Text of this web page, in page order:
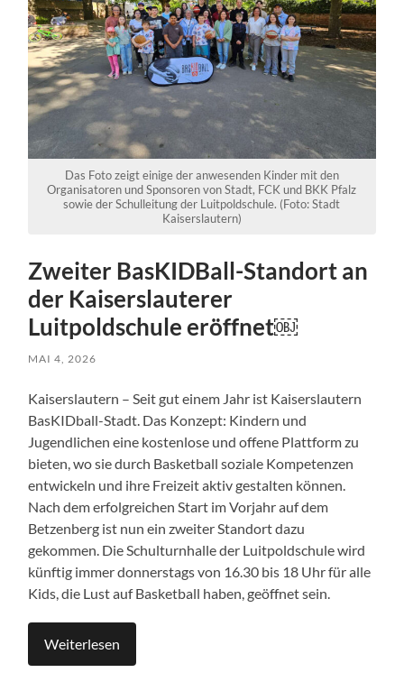
Das Foto zeigt einige der anwesenden Kinder mit den
Organisatoren und Sponsoren von Stadt, FCK und BKK Pfalz
sowie der Schulleitung der Luitpoldschule. (Foto: Stadt
Kaiserslautern)
Zweiter BasKIDBall-Standort an
der Kaiserslauterer
Luitpoldschule eröffnet￼
MAI 4, 2026
Kaiserslautern – Seit gut einem Jahr ist Kaiserslautern
BasKIDball-Stadt. Das Konzept: Kindern und
Jugendlichen eine kostenlose und offene Plattform zu
bieten, wo sie durch Basketball soziale Kompetenzen
entwickeln und ihre Freizeit aktiv gestalten können.
Nach dem erfolgreichen Start im Vorjahr auf dem
Betzenberg ist nun ein zweiter Standort dazu
gekommen. Die Schulturnhalle der Luitpoldschule wird
künftig immer donnerstags von 16.30 bis 18 Uhr für alle
Kids, die Lust auf Basketball haben, geöffnet sein.
Weiterlesen